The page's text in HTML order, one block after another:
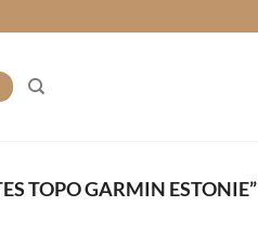
TOPO GARMIN ESTONIE”